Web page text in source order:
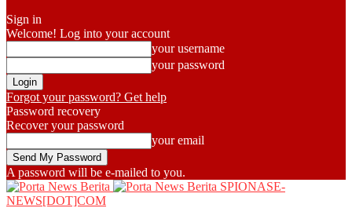
Sign in
Welcome! Log into your account
your username
your password
Forgot your password? Get help
Password recovery
Recover your password
your email
A password will be e-mailed to you.
SPIONASE-
NEWS[DOT]COM